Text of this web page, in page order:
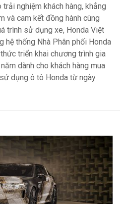
nghiệm khách hàng, khẳng
và cam kết đồng hành cùng
trình sử dụng xe, Honda Việt
hệ thống Nhà Phân phối Honda
triển khai chương trình gia
dành cho khách hàng mua
dụng ô tô Honda từ ngày